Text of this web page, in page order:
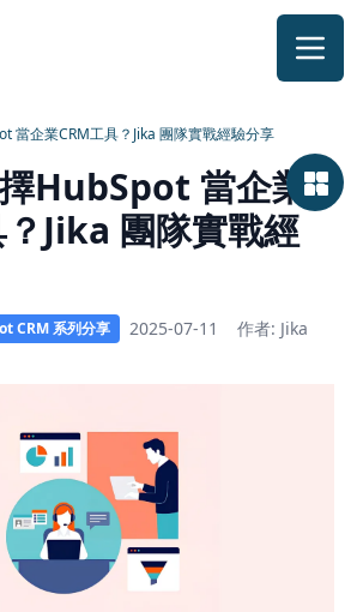
當企業CRM工具？Jika 團隊實戰經驗分享
HubSpot 當企業
Jika 團隊實戰經
CRM 系列分享 2025-07-11 作者: Jika